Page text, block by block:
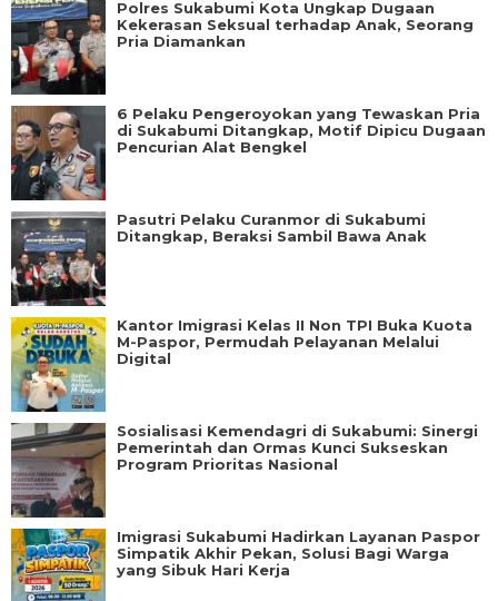
Polres Sukabumi Kota Ungkap Dugaan
Kekerasan Seksual terhadap Anak, Seorang
Pria Diamankan
6 Pelaku Pengeroyokan yang Tewaskan Pria
di Sukabumi Ditangkap, Motif Dipicu Dugaan
Pencurian Alat Bengkel
Pasutri Pelaku Curanmor di Sukabumi
Ditangkap, Beraksi Sambil Bawa Anak
Kantor Imigrasi Kelas II Non TPI Buka Kuota
M-Paspor, Permudah Pelayanan Melalui
Digital
Sosialisasi Kemendagri di Sukabumi: Sinergi
Pemerintah dan Ormas Kunci Sukseskan
Program Prioritas Nasional
Imigrasi Sukabumi Hadirkan Layanan Paspor
Simpatik Akhir Pekan, Solusi Bagi Warga
yang Sibuk Hari Kerja